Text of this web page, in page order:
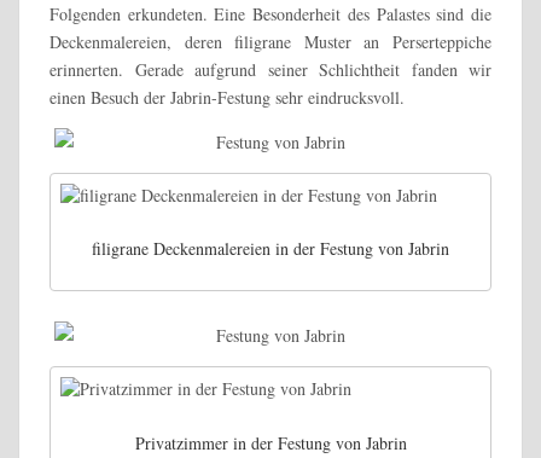
Folgenden erkundeten. Eine Besonderheit des Palastes sind die
Deckenmalereien, deren filigrane Muster an Perserteppiche
erinnerten. Gerade aufgrund seiner Schlichtheit fanden wir
einen Besuch der Jabrin-Festung sehr eindrucksvoll.
filigrane Deckenmalereien in der Festung von Jabrin
Privatzimmer in der Festung von Jabrin